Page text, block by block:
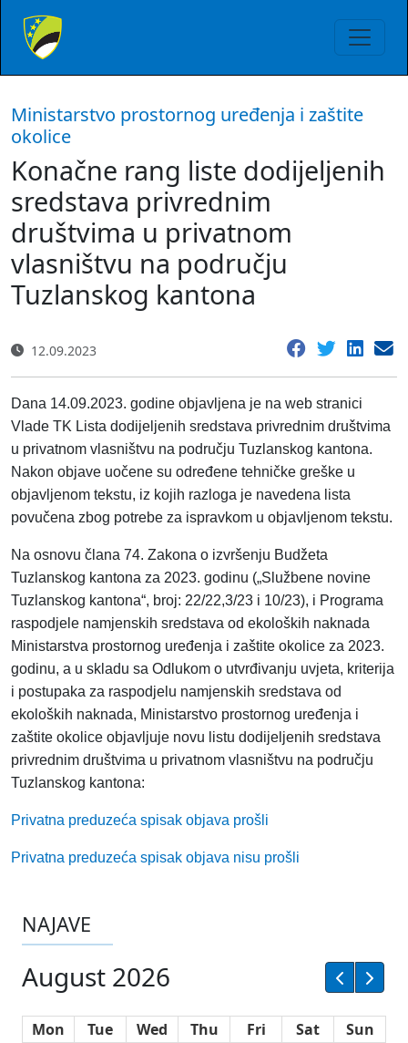
Ministarstvo prostornog uređenja i zaštite
okolice
Konačne rang liste dodijeljenih
sredstava privrednim
društvima u privatnom
vlasništvu na području
Tuzlanskog kantona
12.09.2023
Dana 14.09.2023. godine objavljena je na web stranici
Vlade TK Lista dodijeljenih sredstava privrednim društvima
u privatnom vlasništvu na području Tuzlanskog kantona.
Nakon objave uočene su određene tehničke greške u
objavljenom tekstu, iz kojih razloga je navedena lista
povučena zbog potrebe za ispravkom u objavljenom tekstu.
Na osnovu člana 74. Zakona o izvršenju Budžeta
Tuzlanskog kantona za 2023. godinu („Službene novine
Tuzlanskog kantona“, broj: 22/22,3/23 i 10/23), i Programa
raspodjele namjenskih sredstava od ekoloških naknada
Ministarstva prostornog uređenja i zaštite okolice za 2023.
godinu, a u skladu sa Odlukom o utvrđivanju uvjeta, kriterija
i postupaka za raspodjelu namjenskih sredstava od
ekoloških naknada, Ministarstvo prostornog uređenja i
zaštite okolice objavljuje novu listu dodijeljenih sredstava
privrednim društvima u privatnom vlasništvu na području
Tuzlanskog kantona:
Privatna preduzeća spisak objava prošli
Privatna preduzeća spisak objava nisu prošli
NAJAVE
August 2026
Mon Tue Wed Thu Fri Sat
Sun